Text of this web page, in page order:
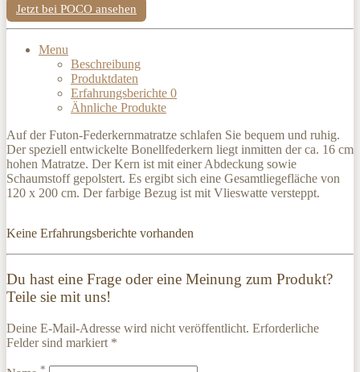
Jetzt bei POCO ansehen
Menu
Beschreibung
Produktdaten
Erfahrungsberichte 0
Ähnliche Produkte
Auf der Futon-Federkernmatratze schlafen Sie bequem und ruhig.
Der speziell entwickelte Bonellfederkern liegt inmitten der ca. 16 cm
hohen Matratze. Der Kern ist mit einer Abdeckung sowie
Schaumstoff gepolstert. Es ergibt sich eine Gesamtliegefläche von
120 x 200 cm. Der farbige Bezug ist mit Vlieswatte versteppt.
Keine Erfahrungsberichte vorhanden
Du hast eine Frage oder eine Meinung zum Produkt?
Teile sie mit uns!
Deine E-Mail-Adresse wird nicht veröffentlicht. Erforderliche
Felder sind markiert *
*